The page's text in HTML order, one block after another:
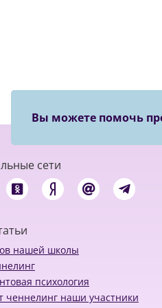
Вы можете помочь
сети
нашей школы
психология
ченнелинг наши участники